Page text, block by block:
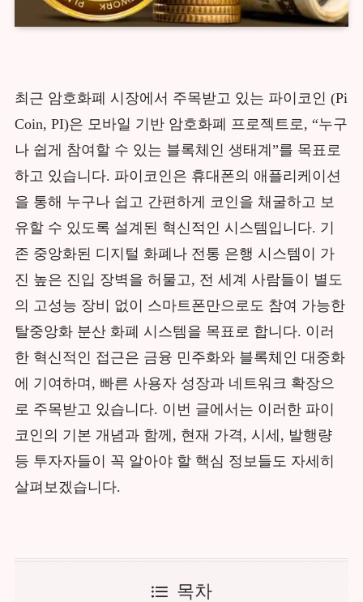
최근 암호화폐 시장에서 주목받고 있는 파이코인 (Pi
Coin, PI)은 모바일 기반 암호화폐 프로젝트로, “누구
나 쉽게 참여할 수 있는 블록체인 생태계”를 목표로
하고 있습니다. 파이코인은 휴대폰의 애플리케이션
을 통해 누구나 쉽고 간편하게 코인을 채굴하고 보
유할 수 있도록 설계된 혁신적인 시스템입니다. 기
존 중앙화된 디지털 화폐나 전통 은행 시스템이 가
진 높은 진입 장벽을 허물고, 전 세계 사람들이 별도
의 고성능 장비 없이 스마트폰만으로도 참여 가능한
탈중앙화 분산 화폐 시스템을 목표로 합니다. 이러
한 혁신적인 접근은 금융 민주화와 블록체인 대중화
에 기여하며, 빠른 사용자 성장과 네트워크 확장으
로 주목받고 있습니다. 이번 글에서는 이러한 파이
코인의 기본 개념과 함께, 현재 가격, 시세, 발행량
등 투자자들이 꼭 알아야 할 핵심 정보들도 자세히
살펴보겠습니다.
목차